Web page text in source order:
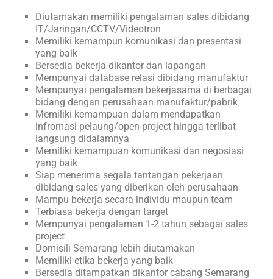
Diutamakan memiliki pengalaman sales dibidang
IT/Jaringan/CCTV/Videotron
Memiliki kemampun komunikasi dan presentasi
yang baik
Bersedia bekerja dikantor dan lapangan
Mempunyai database relasi dibidang manufaktur
Mempunyai pengalaman bekerjasama di berbagai
bidang dengan perusahaan manufaktur/pabrik
Memiliki kemampuan dalam mendapatkan
infromasi pelaung/open project hingga terlibat
langsung didalamnya
Memiliki kemampuan komunikasi dan negosiasi
yang baik
Siap menerima segala tantangan pekerjaan
dibidang sales yang diberikan oleh perusahaan
Mampu bekerja secara individu maupun team
Terbiasa bekerja dengan target
Mempunyai pengalaman 1-2 tahun sebagai sales
project
Domisili Semarang lebih diutamakan
Memiliki etika bekerja yang baik
Bersedia ditampatkan dikantor cabang Semarang